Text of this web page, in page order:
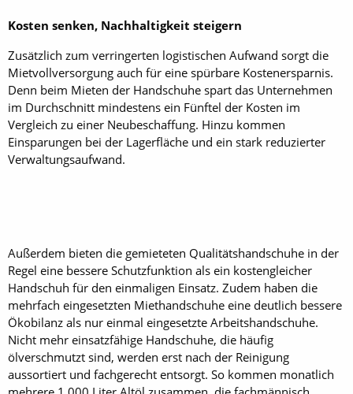
Kosten senken, Nachhaltigkeit steigern
Zusätzlich zum verringerten logistischen Aufwand sorgt die
Mietvollversorgung auch für eine spürbare Kostenersparnis.
Denn beim Mieten der Handschuhe spart das Unternehmen
im Durchschnitt mindestens ein Fünftel der Kosten im
Vergleich zu einer Neubeschaffung. Hinzu kommen
Einsparungen bei der Lagerfläche und ein stark reduzierter
Verwaltungsaufwand.
Außerdem bieten die gemieteten Qualitätshandschuhe in der
Regel eine bessere Schutzfunktion als ein kostengleicher
Handschuh für den einmaligen Einsatz. Zudem haben die
mehrfach eingesetzten Miethandschuhe eine deutlich bessere
Ökobilanz als nur einmal eingesetzte Arbeitshandschuhe.
Nicht mehr einsatzfähige Handschuhe, die häufig
ölverschmutzt sind, werden erst nach der Reinigung
aussortiert und fachgerecht entsorgt. So kommen monatlich